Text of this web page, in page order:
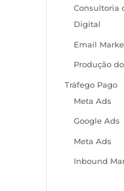
Consultoria
Digital
Email
Produção
Tráfego Pago
Meta Ads
Google Ads
Meta Ads
Inbound